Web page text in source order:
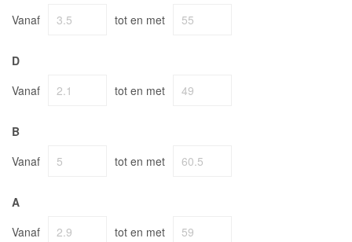
Vanaf
tot en met
D
Vanaf
tot en met
B
Vanaf
tot en met
A
Vanaf
tot en met